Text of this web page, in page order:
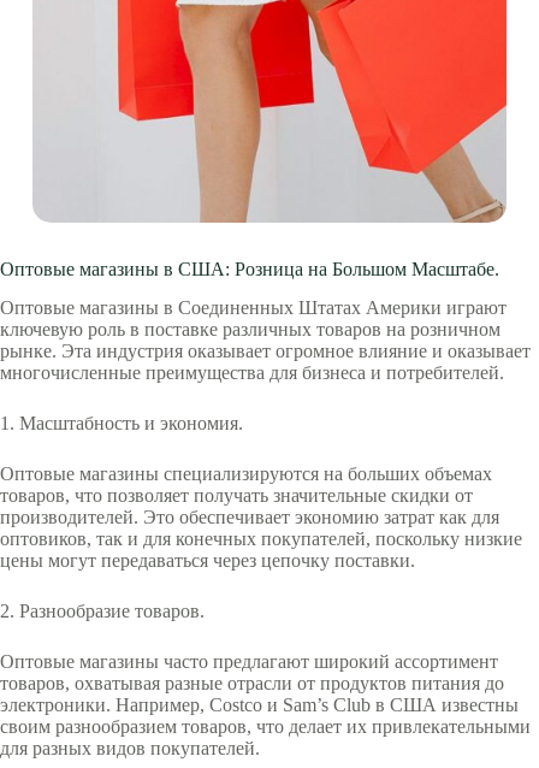
Оптовые магазины в США: Розница на Большом Масштабе.
Оптовые магазины в Соединенных Штатах Америки играют
ключевую роль в поставке различных товаров на розничном
рынке. Эта индустрия оказывает огромное влияние и оказывает
многочисленные преимущества для бизнеса и потребителей.
1. Масштабность и экономия.
Оптовые магазины специализируются на больших объемах
товаров, что позволяет получать значительные скидки от
производителей. Это обеспечивает экономию затрат как для
оптовиков, так и для конечных покупателей, поскольку низкие
цены могут передаваться через цепочку поставки.
2. Разнообразие товаров.
Оптовые магазины часто предлагают широкий ассортимент
товаров, охватывая разные отрасли от продуктов питания до
электроники. Например, Costco и Sam’s Club в США известны
своим разнообразием товаров, что делает их привлекательными
для разных видов покупателей.